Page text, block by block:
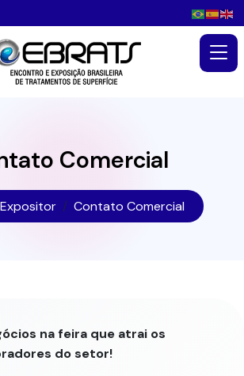
Comercial
Expositor Contato Comercial
na feira que atrai os
do setor!